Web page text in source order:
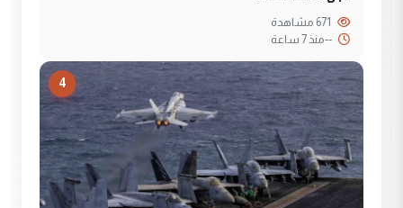
--منذ 7 ساعة
4